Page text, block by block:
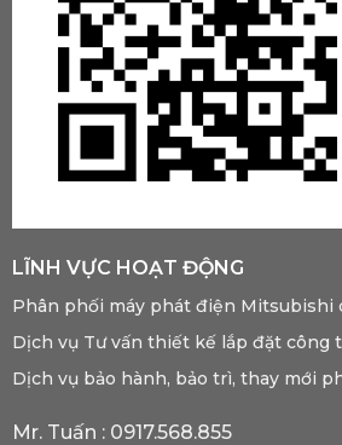
LĨNH VỰC HOẠT ĐỘNG
Phân phối máy phát điện Mitsubishi
Dịch vụ Tư vấn thiết kế lắp đặt công
Dịch vụ bảo hành, bảo trì, thay mới
Mr. Tuấn : 0917.568.855